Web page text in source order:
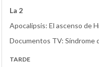
La 2
Apocalipsis: El ascenso de
Documentos TV: Síndrome
TARDE